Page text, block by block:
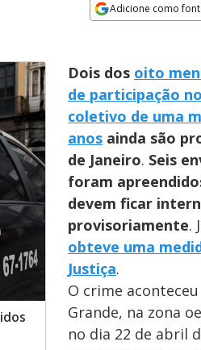
Adicione como
Dois dos oito
de participação
coletivo de uma
anos ainda são
de Janeiro. Seis
foram
devem ficar
provisoriamente.
obteve uma
Justiça.
O crime
Grande, na zona
no dia 22 de abril